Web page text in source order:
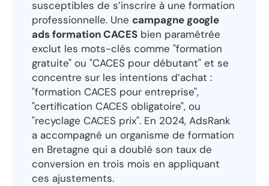
susceptibles de s’inscrire à une formation
professionnelle. Une campagne google
ads formation CACES bien paramétrée
exclut les mots-clés comme "formation
gratuite" ou "CACES pour débutant" et se
concentre sur les intentions d’achat :
"formation CACES pour entreprise",
"certification CACES obligatoire", ou
"recyclage CACES prix". En 2024, AdsRank
a accompagné un organisme de formation
en Bretagne qui a doublé son taux de
conversion en trois mois en appliquant
ces ajustements.